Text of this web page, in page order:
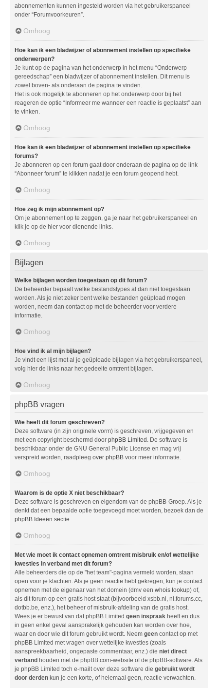
abonnementen kunnen ingesteld worden via het gebruikerspaneel
onder “Forumvoorkeuren”.
Omhoog
Hoe kan ik een bladwijzer of abonnement instellen op specifieke
onderwerpen?
Je kunt op de pagina van het onderwerp in het menu “Onderwerp
gereedschap” een bladwijzer of abonnement instellen. Dit menu is
zowel boven- als onderaan de pagina te vinden.
Het is ook mogelijk te abonneren op het onderwerp door bij het
reageren de optie “Informeer me wanneer een reactie is geplaatst” aan
te vinken.
Omhoog
Hoe kan ik een bladwijzer of abonnement instellen op specifieke
forums?
Je abonneren op een forum gaat door onderaan de pagina op de link
“Abonneer forum” te klikken nadat je een forum geopend hebt.
Omhoog
Hoe zeg ik mijn abonnement op?
Om je abonnement op te zeggen, ga je naar het gebruikerspaneel en
klik je op de hier voor dienende links.
Omhoog
Bijlagen
Welke bijlagen worden toegestaan op dit forum?
De beheerder bepaalt welke bestandstypes al dan niet toegestaan
worden. Als je niet zeker bent welke bestanden geüpload mogen
worden, neem dan contact op met de beheerder voor verdere
informatie.
Omhoog
Hoe vind ik al mijn bijlagen?
Je vindt een lijst met al je geüploade bijlagen via het gebruikerspaneel,
volg hier de links naar het gedeelte omtrent bijlagen.
Omhoog
phpBB vragen
Wie heeft dit forum geschreven?
Deze software (in zijn originele vorm) is geschreven, vrijgegeven en
met een copyright beschermd door phpBB Limited . De software is
beschikbaar onder de GNU General Public License en mag vrij
verspreid worden, raadpleeg over phpBB voor meer informatie.
Omhoog
Waarom is de optie X niet beschikbaar?
Deze software is geschreven en eigendom van de phpBB-Groep. Als je
denkt dat een bepaalde optie toegevoegd moet worden, bezoek dan de
phpBB Ideeën sectie
Omhoog
Met wie moet ik contact opnemen omtrent misbruik en/of wettelijke
kwesties in verband met dit forum?
Alle beheerders die op de "het team"-pagina vermeld worden, staan
open voor je klachten. Als je geen reactie hebt gekregen, kun je contact
opnemen met de eigenaar van het domein (dmv een whois lookup) of,
als dit forum op een gratis host staat (bijvoorbeeld xsbb.nl, nl.forums.cc,
dotbb.be, enz.), het beheer of misbruik-afdeling van de gratis host.
Wees je er bewust van dat phpBB Limited geen inspraak heeft en dus
in geen enkel geval aansprakelijk gehouden kan worden over hoe,
waar en door wie dit forum gebruikt wordt. Neem geen contact op met
phpBB Limited met vragen over wettelijke kwesties (zoals
aanspreekbaarheid, ongepaste commentaar, enz.) die niet direct
verband houden met de phpBB.com-website of de phpBB-software. Als
je phpBB Limited toch e-mailt over deze software die gebruikt wordt
door derden kun je een korte, of helemaal geen, reactie verwachten.